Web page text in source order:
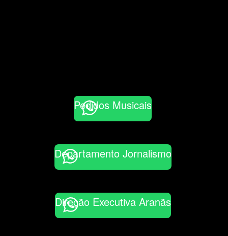
Pedidos Musicais
Departamento Jornalismo
Direção Executiva Aranãs